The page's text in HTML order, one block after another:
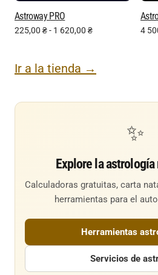
Astroway PRO
225,00 ₴- 1 620,00 ₴ 4
Ir a la tienda →
✨
Explore la astrología
Calculadoras gratuitas, carta
herramientas para el
Herramientas
Servicios de